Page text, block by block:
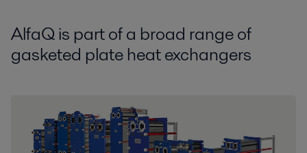
AlfaQ is part of a broad range of
gasketed plate heat exchangers